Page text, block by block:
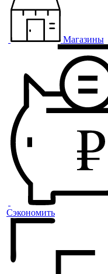
Магазины
Сэкономить